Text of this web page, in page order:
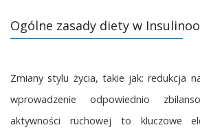
Ogólne zasady diety w
Zmiany stylu życia, takie jak: redukcja
wprowadzenie odpowiednio
aktywności ruchowej to kluczowe